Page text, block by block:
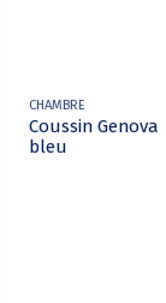
CHAMBRE
Coussin Genova
bleu